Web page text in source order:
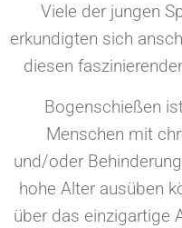
Viele der jungen
erkundigten sich
diesen
Bogenschießen
Menschen mit
und/oder
hohe Alter ausüben
über das einzigartige